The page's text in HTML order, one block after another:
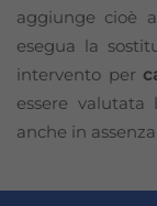
aggiunge cioè
esegua la
intervento per
essere valutata
anche in